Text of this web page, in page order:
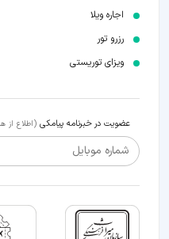
اجاره ویلا
رزرو تور
ویزای توریستی
عضویت در خبرنامه پیامکی (اطلاع از
شماره موبایل